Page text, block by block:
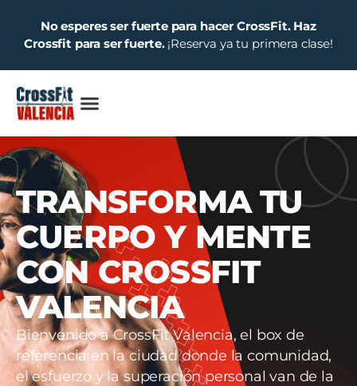
No esperes ser fuerte para hacer CrossFit. Haz
Crossfit para ser fuerte. ¡Reserva ya tu primera clase!
TRANSFORMA TU
CUERPO Y MENTE
CON CROSSFIT
VALENCIA
Bienvenido a CrossFit Valencia, el box de
referencia en la ciudad donde la comunidad,
el esfuerzo y la superación personal van de la